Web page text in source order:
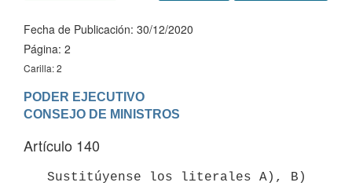
Fecha de Publicación: 30/12/2020
Página: 2
Carilla: 2
PODER EJECUTIVO
Artículo 140